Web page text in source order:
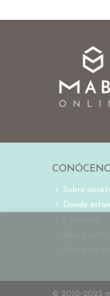
Sobre
Donde
© 2010-2025